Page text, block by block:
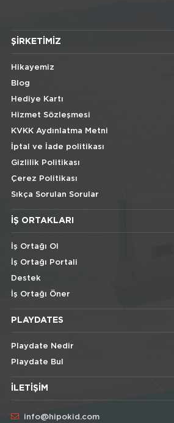
ŞIRKETIMIZ
Hikayemiz
Blog
Hediye Kartı
Hizmet Sözleşmesi
KVKK Aydınlatma Metni
İptal ve İade politikası
Gizlilik Politikası
Çerez Politikası
Sıkça Sorulan Sorular
İŞ ORTAKLARI
İş Ortağı Ol
İş Ortağı Portali
Destek
İş Ortağı Öner
PLAYDATES
Playdate Nedir
Playdate Bul
İLETIŞIM
info@hipokid.com